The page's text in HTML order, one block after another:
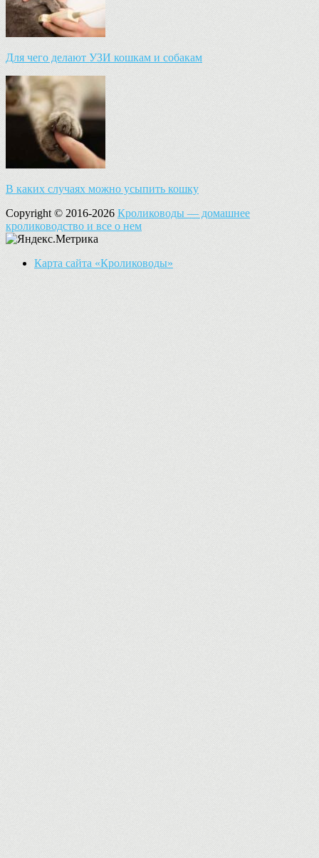
Для чего делают УЗИ кошкам и собакам
В каких случаях можно усыпить кошку
Copyright © 2016-2026 Кролиководы — домашнее
кролиководство и все о нем
Карта сайта «Кролиководы»